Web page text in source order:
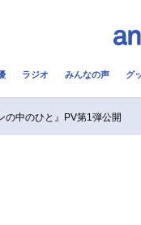
ラジオ みんなの声 グ
の中のひと』PV第1弾公開